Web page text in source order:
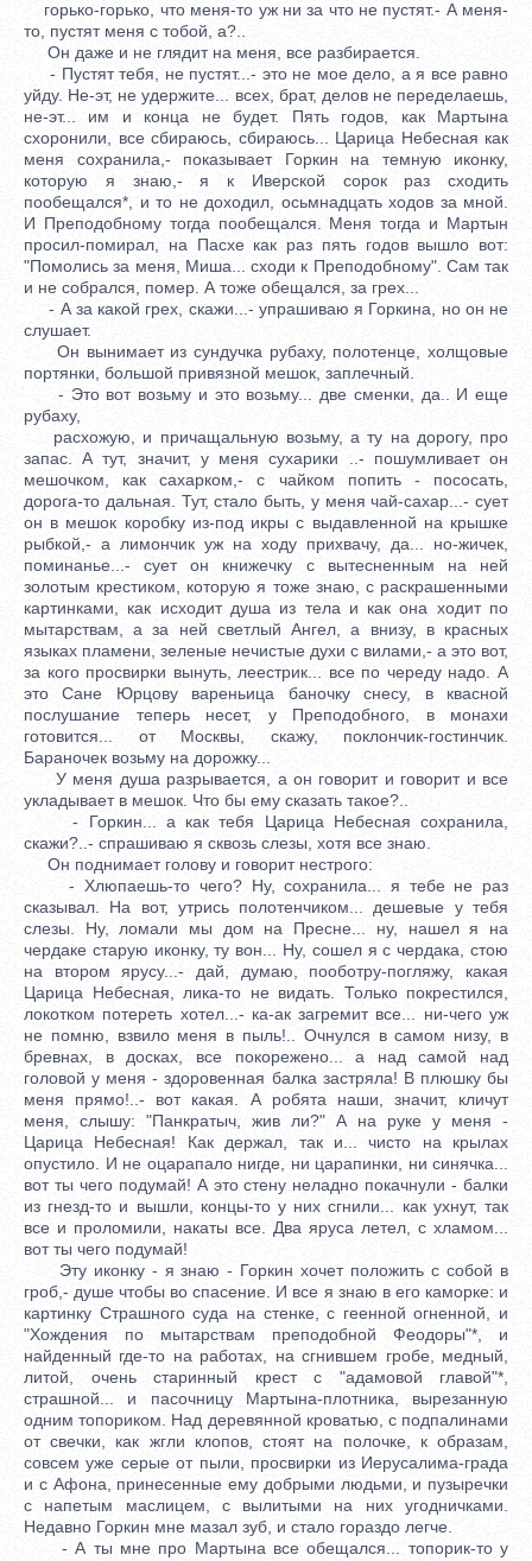
горько-горько, что меня-то уж ни за что не пустят.- А меня-
то, пустят меня с тобой, а?..
Он даже и не глядит на меня, все разбирается.
- Пустят тебя, не пустят...- это не мое дело, а я все равно
уйду. Не-эт, не удержите... всех, брат, делов не переделаешь,
не-эт... им и конца не будет. Пять годов, как Мартына
схоронили, все сбираюсь, сбираюсь... Царица Небесная как
меня сохранила,- показывает Горкин на темную иконку,
которую я знаю,- я к Иверской сорок раз сходить
пообещался*, и то не доходил, осьмнадцать ходов за мной.
И Преподобному тогда пообещался. Меня тогда и Мартын
просил-помирал, на Пасхе как раз пять годов вышло вот:
"Помолись за меня, Миша... сходи к Преподобному". Сам так
и не собрался, помер. А тоже обещался, за грех...
- А за какой грех, скажи...- упрашиваю я Горкина, но он не
слушает.
Он вынимает из сундучка рубаху, полотенце, холщовые
портянки, большой привязной мешок, заплечный.
- Это вот возьму и это возьму... две сменки, да.. И еще
рубаху,
расхожую, и причащальную возьму, а ту на дорогу, про
запас. А тут, значит, у меня сухарики ..- пошумливает он
мешочком, как сахарком,- с чайком попить - пососать,
дорога-то дальная. Тут, стало быть, у меня чай-сахар...- сует
он в мешок коробку из-под икры с выдавленной на крышке
рыбкой,- а лимончик уж на ходу прихвачу, да... но-жичек,
поминанье...- сует он книжечку с вытесненным на ней
золотым крестиком, которую я тоже знаю, с раскрашенными
картинками, как исходит душа из тела и как она ходит по
мытарствам, а за ней светлый Ангел, а внизу, в красных
языках пламени, зеленые нечистые духи с вилами,- а это вот,
за кого просвирки вынуть, леестрик... все по череду надо. А
это Сане Юрцову вареньица баночку снесу, в квасной
послушание теперь несет, у Преподобного, в монахи
готовится... от Москвы, скажу, поклончик-гостинчик.
Бараночек возьму на дорожку...
У меня душа разрывается, а он говорит и говорит и все
укладывает в мешок. Что бы ему сказать такое?..
- Горкин... а как тебя Царица Небесная сохранила,
скажи?..- спрашиваю я сквозь слезы, хотя все знаю.
Он поднимает голову и говорит нестрого:
- Хлюпаешь-то чего? Ну, сохранила... я тебе не раз
сказывал. На вот, утрись полотенчиком... дешевые у тебя
слезы. Ну, ломали мы дом на Пресне... ну, нашел я на
чердаке старую иконку, ту вон... Ну, сошел я с чердака, стою
на втором ярусу...- дай, думаю, пооботру-погляжу, какая
Царица Небесная, лика-то не видать. Только покрестился,
локотком потереть хотел...- ка-ак загремит все... ни-чего уж
не помню, взвило меня в пыль!.. Очнулся в самом низу, в
бревнах, в досках, все покорежено... а над самой над
головой у меня - здоровенная балка застряла! В плюшку бы
меня прямо!..- вот какая. А робята наши, значит, кличут
меня, слышу: "Панкратыч, жив ли?" А на руке у меня -
Царица Небесная! Как держал, так и... чисто на крылах
опустило. И не оцарапало нигде, ни царапинки, ни синячка...
вот ты чего подумай! А это стену неладно покачнули - балки
из гнезд-то и вышли, концы-то у них сгнили... как ухнут, так
все и проломили, накаты все. Два яруса летел, с хламом...
вот ты чего подумай!
Эту иконку - я знаю - Горкин хочет положить с собой в
гроб,- душе чтобы во спасение. И все я знаю в его каморке: и
картинку Страшного суда на стенке, с геенной огненной, и
"Хождения по мытарствам преподобной Феодоры"*, и
найденный где-то на работах, на сгнившем гробе, медный,
литой, очень старинный крест с "адамовой главой"*,
страшной... и пасочницу Мартына-плотника, вырезанную
одним топориком. Над деревянной кроватью, с подпалинами
от свечки, как жгли клопов, стоят на полочке, к образам,
совсем уже серые от пыли, просвирки из Иерусалима-града
и с Афона, принесенные ему добрыми людьми, и пузыречки
с напетым маслицем, с вылитыми на них угодничками.
Недавно Горкин мне мазал зуб, и стало гораздо легче.
- А ты мне про Мартына все обещался... топорик-то у